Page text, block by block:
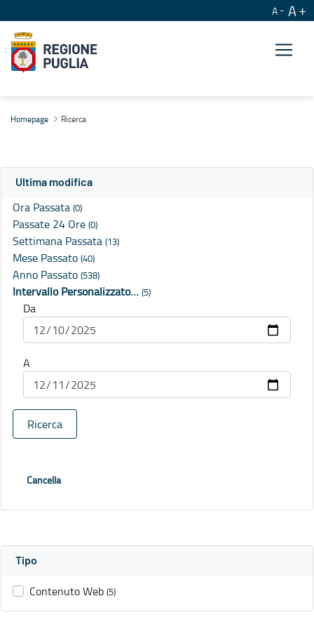
A A
Homepage Ricerca
Ultima modifica
Ora Passata (0)
Passate 24 Ore (0)
Settimana Passata (13)
Mese Passato (40)
Anno Passato (538)
Intervallo Personalizzato… (5)
Da
A
Ricerca
Cancella
Tipo
Contenuto Web (5)